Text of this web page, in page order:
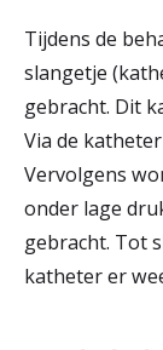
Tijdens de
slangetje
gebracht. Dit
Via de
Vervolgens
onder lage
gebracht. Tot
katheter er